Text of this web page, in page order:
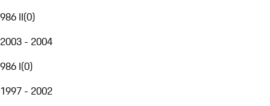
986 II(0)
2003 - 2004
986 I(0)
1997 - 2002